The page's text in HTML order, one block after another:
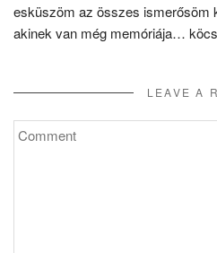
esküszöm az összes ismerősöm
akinek van még memóriája…
LEAVE A